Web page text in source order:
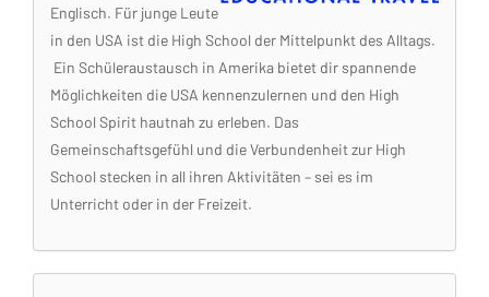
Englisch. Für junge Leute
in den USA ist die High School der Mittelpunkt des Alltags.
Ein Schüleraustausch in Amerika bietet dir spannende
Möglichkeiten die USA kennenzulernen und den High
School Spirit hautnah zu erleben. Das
Gemeinschaftsgefühl und die Verbundenheit zur High
School stecken in all ihren Aktivitäten – sei es im
Unterricht oder in der Freizeit.